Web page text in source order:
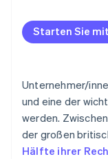
Senden Sie
Frist abgelaufen
Zukünftige
Verzugsgebühr
Entscheiden,
soll
Starten Sie
Unternehmer/
und eine der
werden.
der großen
Hälfte ihrer